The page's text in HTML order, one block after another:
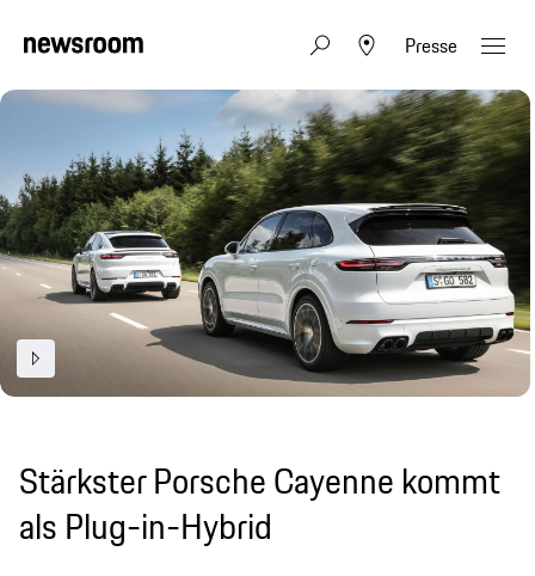
Presse
Stärkster Porsche Cayenne kommt
als Plug-in-Hybrid